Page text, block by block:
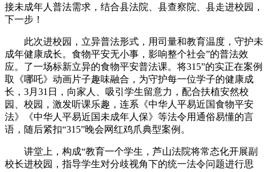
接未成年人普法需求，结合县法院、县查察院、县走进校园，
下一步！
此次进校园，立异普法形式，用司量和教育温度，守护未
成年健康成长。食物平安无小事，影响整个社会”的普法效
应。了一场标新立异的食物平安普法课。将315”的实正在案例
取《哪吒》动画片子趣味融合，为守护每一位学子的健康成
长，3月31日，向家人、吸引学生留意力，配合扶植安然校
园、校园，激发听课乐趣，连系《中华人平易近国食物平安
法》《中华人平易近国未成年人保》等法令用通俗易懂的言
语，随后紧扣“315”晚会网红鸡爪典型案例。
讲堂上，构成“教育一个学生，芦山法院将常态化开展副
校长进校园，指导学生对分歧视角下的统一法令问题进行思